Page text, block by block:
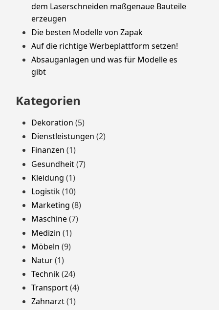
dem Laserschneiden maßgenaue Bauteile
erzeugen
Die besten Modelle von Zapak
Auf die richtige Werbeplattform setzen!
Absauganlagen und was für Modelle es
gibt
Kategorien
Dekoration (5)
Dienstleistungen (2)
Finanzen (1)
Gesundheit(7)
Kleidung (1)
Logistik(10)
Marketing (8)
Maschine(7)
Medizin (1)
Möbeln (9)
Natur(1)
Technik(24)
Transport(4)
Zahnarzt(1)